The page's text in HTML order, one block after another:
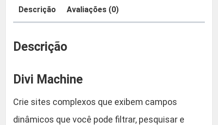
R
9
e
q
u
n
i
d
Descrição Avaliações (0)
Descrição
Divi Machine
Crie sites complexos que exibem campos
dinâmicos que você pode filtrar, pesquisar e